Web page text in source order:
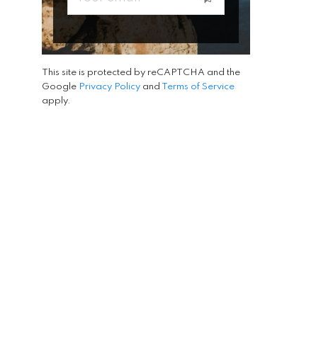
This site is protected by reCAPTCHA and the
Google Privacy Policy and
Terms of Service
apply.